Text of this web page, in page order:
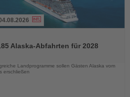
Alaska-Abfahrten für 2028
Landprogramme sollen Gästen Alaska vom
erschließen